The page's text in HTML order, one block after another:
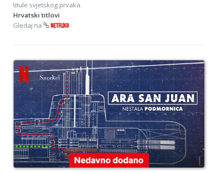
titule svjetskog prvaka.
Hrvatski titlovi
Gledaj na
NETFLIXU